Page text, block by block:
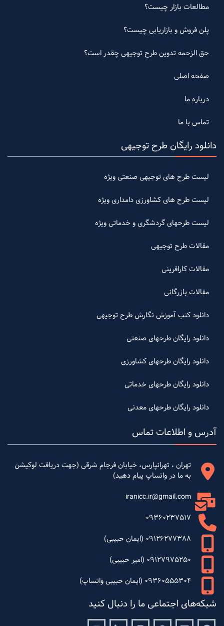
مطالعات بازار چیست؟
پلن فروش و بازاریابی چیست؟
حق الزحمه تدوین طرح توجیهی چقدر است؟
صفحه اصلی
درباره ما
تماس با ما
دانلود رایگان طرح توجیهی
لیست طرح های توجیهی صنعتی ویژه
لیست طرح های کشاورزی دامداری ویژه
لیست طرحهای گردشگری و خدماتی ویژه
مقالات طرح توجیهی
مقالات کارافرینی
مقالات بازرگانی
دانلود کتب آموزش نگارش طرح توجیهی
دانلود رایگان طرحهای صنعتی
دانلود رایگان طرحهای کشاورزی
دانلود رایگان طرحهای خدماتی
دانلود رایگان طرحهای معدنی
آدرس و اطلاعات تماس
تهران ، تهرانپارس، خیابان فرجام شرقی (جهت دریافت لوکیشن
به ما در واتساپ پیام دهید)
iranicc.ir@gmail.com
09360237517
09126277388 (ایمان حبیبی)
09127975250 (امیر حبیبی)
09360555304 (ایمان حبیبی واتساپ)
شبکه‌های اجتماعی ما را دنبال کنید